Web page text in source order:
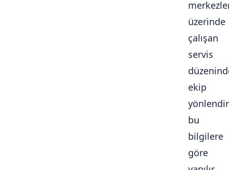
üzerinde
çalışan
servis
ekip
bu
bilgilere
göre